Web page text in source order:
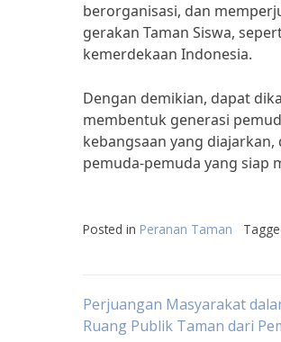
berorganisasi, dan
gerakan Taman Siswa,
kemerdekaan Indonesia.
Dengan demikian, dapat
membentuk generasi
kebangsaan yang
pemuda-pemuda yang siap
Posted in Peranan Taman
Post
Perjuangan Masyarakat
Ruang Publik Taman dari